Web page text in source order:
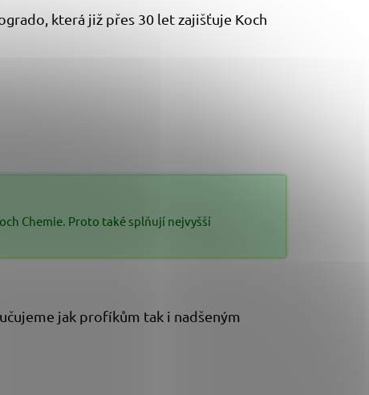
která již přes 30 let zajišťuje Koch
Chemie. Proto také splňují nejvyšší
jak profíkům tak i nadšeným